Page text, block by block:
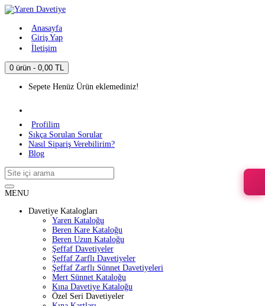
Anasayfa
Giriş Yap
İletişim
0 ürün - 0,00 TL
Sepete Henüz Ürün eklemediniz!
Profilim
Sıkça Sorulan Sorular
Nasıl Sipariş Verebilirim?
Blog
MENU
Davetiye Katalogları
Yaren Kataloğu
Beren Kare Kataloğu
Beren Uzun Kataloğu
Şeffaf Davetiyeler
Şeffaf Zarflı Davetiyeler
Şeffaf Zarflı Sünnet Davetiyeleri
Mert Sünnet Kataloğu
Kına Davetiye Kataloğu
Özel Seri Davetiyeler